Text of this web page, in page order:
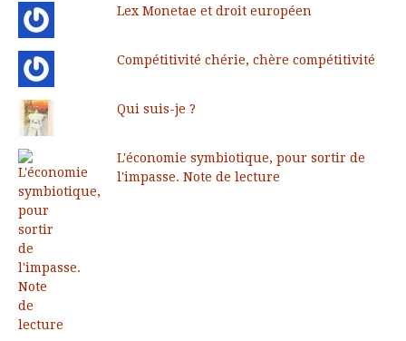
Lex Monetae et droit européen
Compétitivité chérie, chère compétitivité
Qui suis-je ?
L'économie symbiotique, pour sortir de
l'impasse. Note de lecture